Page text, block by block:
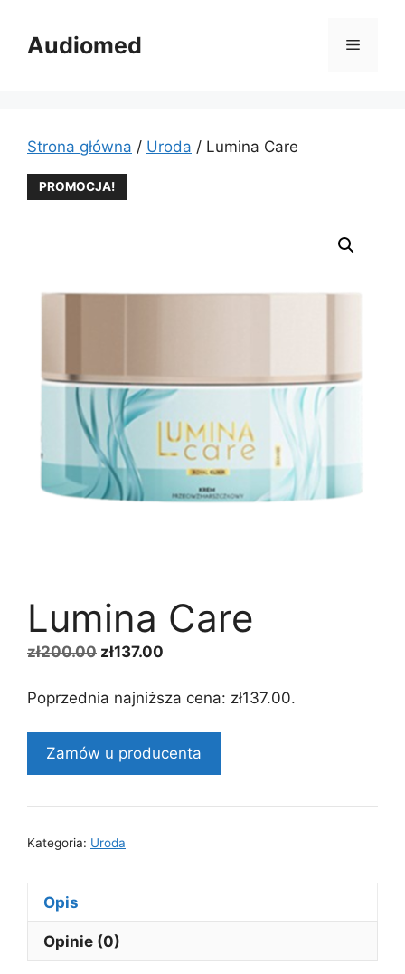
treściAudiomed Menu
Strona główna / Uroda / Lumina Care
PROMOCJA!
Lumina Care
zł200.00 Pierwotna
wynosiła:
zł137.00
wynosi:
Poprzednia najniższa cena: zł137.00.
Zamów u producenta
Kategoria: Uroda
Opis
Opinie (0)